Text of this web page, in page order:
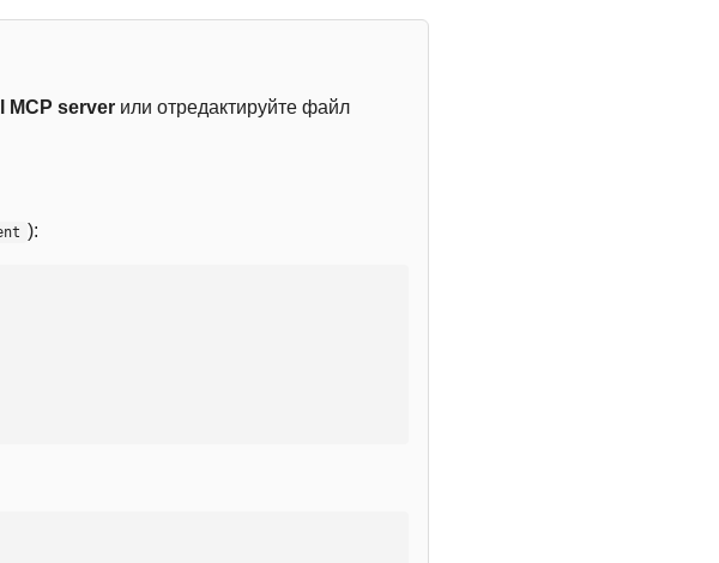
MCP server или отредактируйте файл
):